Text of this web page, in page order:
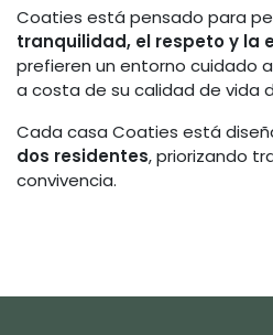
Coaties está pensado para
tranquilidad, el respeto y la
prefieren un entorno cuidado
a costa de su calidad de vida
Cada casa Coaties está
dos residentes, priorizando
convivencia.